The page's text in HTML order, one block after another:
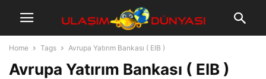
Home Tags Avrupa Yatırım Bankası ( EIB )
Avrupa Yatırım Bankası ( EIB )